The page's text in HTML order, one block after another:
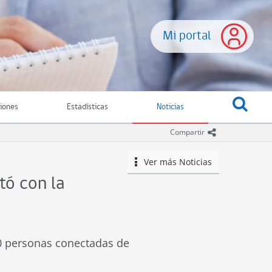
Mi portal
Estadísticas Noticias
Compartir icono
icono
Ver más Noticias
con la
conectadas de